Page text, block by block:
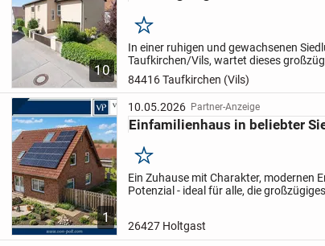
10
Merken
In einer ruhigen und gewachsenen
Taufkirchen/Vils, wartet dieses
seine neuen Eigentümer. Das Haus
folgenden Jahren...
84416 Taufkirchen (Vils)
1
10.05.2026 Partner-Anzeige
Einfamilienhaus in beliebter
Merken
Ein Zuhause mit Charakter, modernen
Potenzial - ideal für alle, die
26427 Holtgast